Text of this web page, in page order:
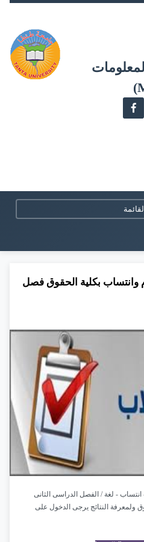
القائمة
وانتساب بكلية الحقوق فصل
- انتساب - لغة / الفصل الدراسى الثانى
2021 بكلية الحقوق ولمعرفة النتائج يرجى الدخول على